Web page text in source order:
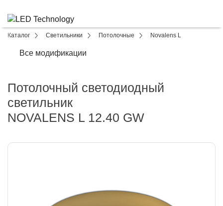
Каталог Светильники Потолочные Novalens L
Все модификации
Потолочный светодиодный
светильник
NOVALENS L 12.40 GW